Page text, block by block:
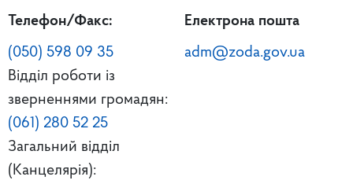
Телефон/Факс:
(050) 598 09 35
Відділ роботи із
зверненнями громадян:
(061) 280 52 25
Загальний відділ
(Канцелярія):
Електрона пошта
adm@zoda.gov.ua